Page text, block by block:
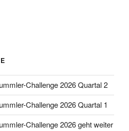
Challenge 2026 Quartal 2
Challenge 2026 Quartal 1
Challenge 2026 geht weiter